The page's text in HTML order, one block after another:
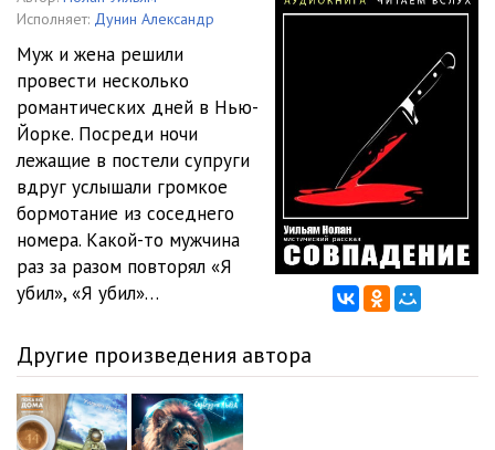
Исполняет: Дунин Александр
Муж и жена решили
провести несколько
романтических дней в Нью-
Йорке. Посреди ночи
лежащие в постели супруги
вдруг услышали громкое
бормотание из соседнего
номера. Какой-то мужчина
раз за разом повторял «Я
убил», «Я убил»…
Другие произведения автора